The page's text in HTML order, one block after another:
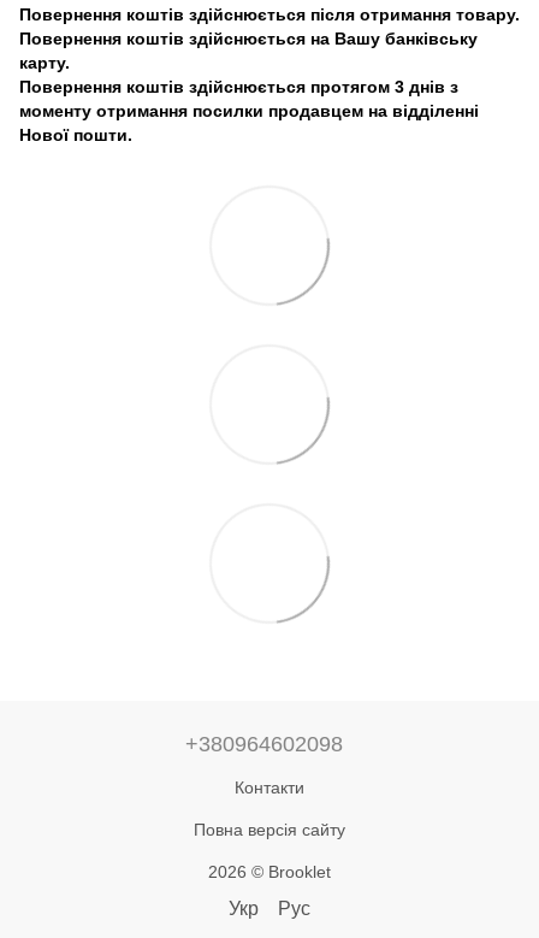
Повернення коштів здійснюється після отримання товару.
Повернення коштів здійснюється на Вашу банківську
карту.
Повернення коштів здійснюється протягом 3 днів з
моменту отримання посилки продавцем на відділенні
Нової пошти.
+380964602098
Контакти
Повна версія сайту
2026 © Brooklet
Укр Рус